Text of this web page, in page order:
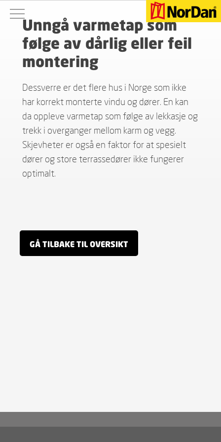
Unngå varmetap som
følge av dårlig eller feil
montering
Dessverre er det flere hus i Norge som ikke
har korrekt monterte vindu og dører. En kan
da oppleve varmetap som følge av lekkasje og
trekk i overganger mellom karm og vegg.
Skjevheter er også en faktor for at spesielt
dører og store terrassedører ikke fungerer
optimalt.
GÅ TILBAKE TIL OVERSIKT